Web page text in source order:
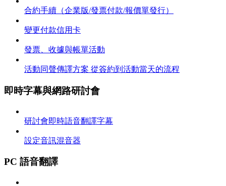
合約手續（企業版/發票付款/報價單發行）
變更付款信用卡
發票、收據與帳單活動
活動同聲傳譯方案 從簽約到活動當天的流程
即時字幕與網路研討會
研討會即時語音翻譯字幕
設定音訊混音器
PC 語音翻譯